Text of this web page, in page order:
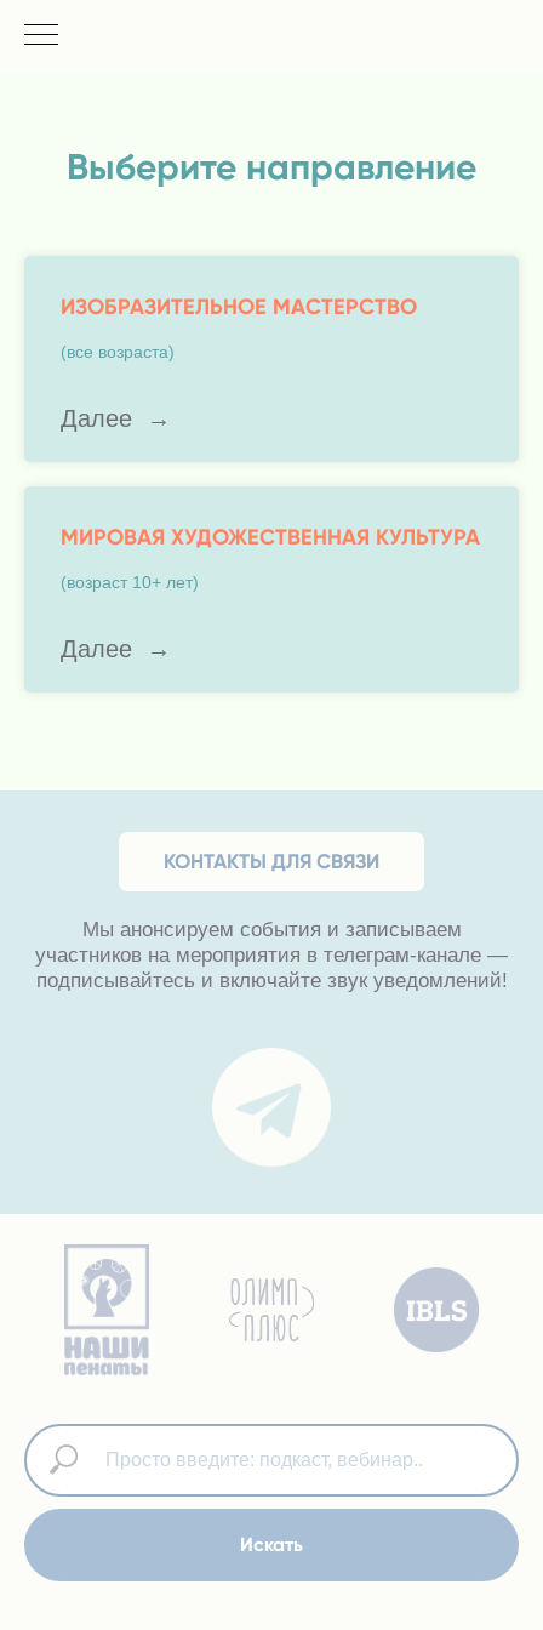
Выберите направление
ИЗОБРАЗИТЕЛЬНОЕ МАСТЕРСТВО
(все возраста)
Далее
МИРОВАЯ ХУДОЖЕСТВЕННАЯ КУЛЬТУРА
(возраст 10+ лет)
Далее
Мы анонсируем события и записываем
Искать